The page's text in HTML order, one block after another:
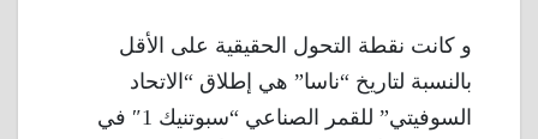
و كانت نقطة التحول الحقيقية على الأقل
بالنسبة لتاريخ “ناسا” هي إطلاق “الاتحاد
السوفيتي” للقمر الصناعي “سبوتنيك 1″ في